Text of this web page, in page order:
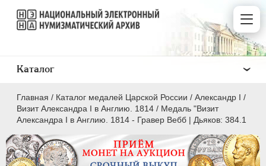
Главная / Каталог медалей Царской России / Александр I /
Визит Александра I в Англию. 1814 / Медаль "Визит
Александра I в Англию. 1814 - Гравер Вебб | Дьяков: 384.1
Каталог